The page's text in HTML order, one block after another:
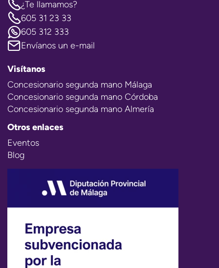
¿Te llamamos?
605 31 23 33
605 312 333
Envíanos un e-mail
Visítanos
Concesionario segunda mano Málaga
Concesionario segunda mano Córdoba
Concesionario segunda mano Almería
Otros enlaces
Eventos
Blog